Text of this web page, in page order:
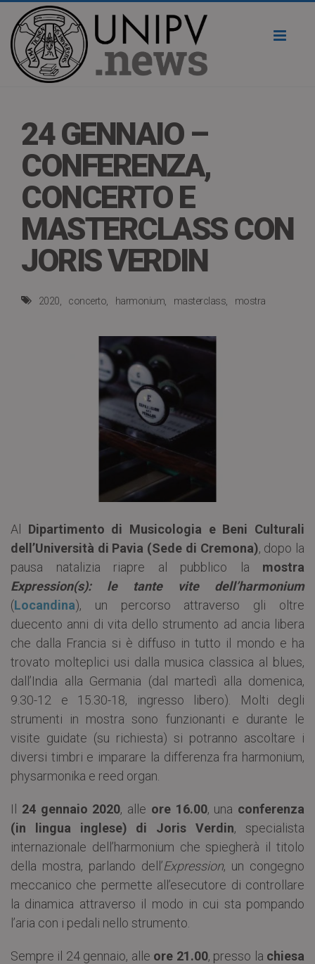
24 GENNAIO –
CONFERENZA,
CONCERTO E
MASTERCLASS CON
JORIS VERDIN
2020 concerto harmonium masterclass mostra
Al Dipartimento di Musicologia e Beni Culturali
dell’Università di Pavia (Sede di Cremona), dopo la
pausa natalizia riapre al pubblico la mostra
Expression(s): le tante vite dell’harmonium
(Locandina), un percorso attraverso gli oltre
duecento anni di vita dello strumento ad ancia libera
che dalla Francia si è diffuso in tutto il mondo e ha
trovato molteplici usi dalla musica classica al blues,
dall’India alla Germania (dal martedì alla domenica,
9.30-12 e 15.30-18, ingresso libero). Molti degli
strumenti in mostra sono funzionanti e durante le
visite guidate (su richiesta) si potranno ascoltare i
diversi timbri e imparare la differenza fra harmonium,
physarmonika e reed organ.
Il 24 gennaio 2020, alle ore 16.00, una conferenza
(in lingua inglese) di Joris Verdin, specialista
internazionale dell’harmonium che spiegherà il titolo
della mostra, parlando dell’Expression, un congegno
meccanico che permette all’esecutore di controllare
la dinamica attraverso il modo in cui sta pompando
l’aria con i pedali nello strumento.
Sempre il 24 gennaio, alle ore 21.00, presso la chiesa